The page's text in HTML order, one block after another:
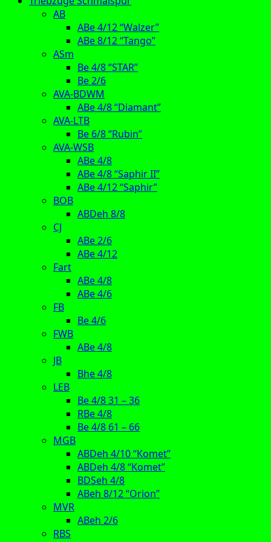
AB
ABe 4/12 “Walzer”
ABe 8/12 “Tango”
ASm
Be 4/8 “STAR”
Be 2/6
AVA-BDWM
ABe 4/8 “Diamant”
AVA-LTB
Be 6/8 “Rubin”
AVA-WSB
ABe 4/8
ABe 4/8 “Saphir II”
ABe 4/12 “Saphir”
BOB
ABDeh 8/8
CJ
ABe 2/6
ABe 4/12
Fart
ABe 4/8
ABe 4/6
FB
Be 4/6
FWB
ABe 4/8
JB
Bhe 4/8
LEB
Be 4/8 31 – 36
RBe 4/8
Be 4/8 61 – 66
MGB
ABDeh 4/10 “Komet”
ABDeh 4/8 “Komet”
BDSeh 4/8
ABeh 8/12 “Orion”
MVR
ABeh 2/6
RBS